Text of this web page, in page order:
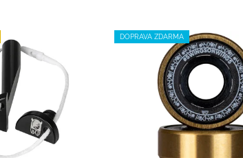
DOPRAVA ZDARMA